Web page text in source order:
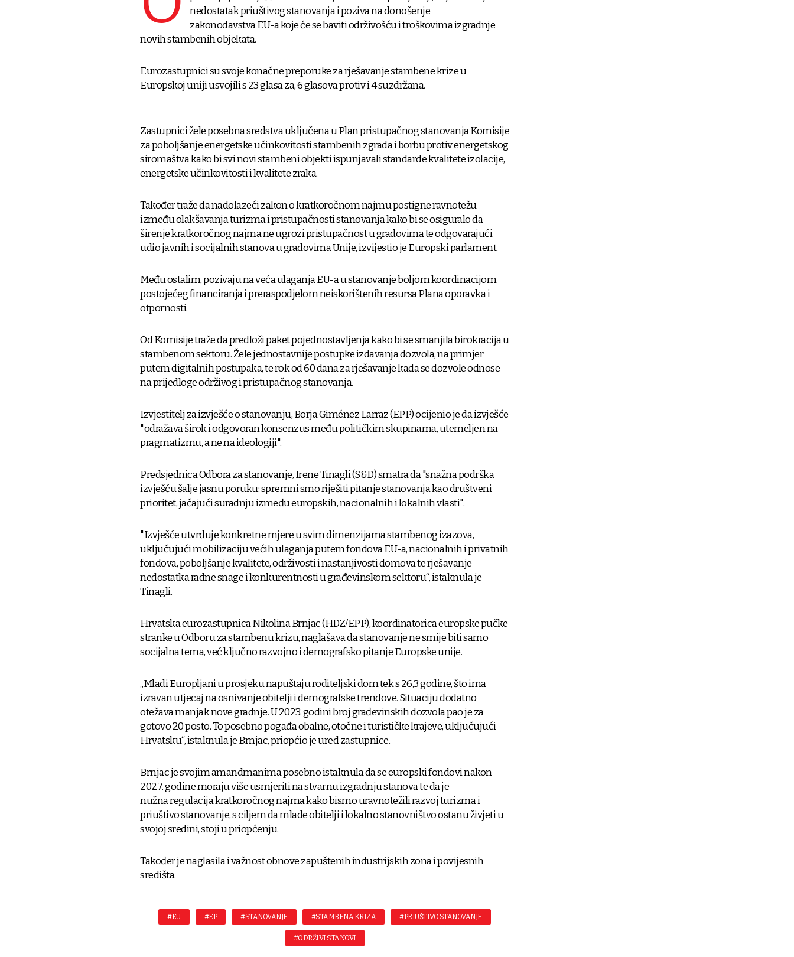
nedostatak priuštivog stanovanja i poziva na donošenje
zakonodavstva EU-a koje će se baviti održivošću i troškovima izgradnje
novih stambenih objekata.
Eurozastupnici su svoje konačne preporuke za rješavanje stambene krize u
Europskoj uniji usvojili s 23 glasa za, 6 glasova protiv i 4 suzdržana.
Zastupnici žele posebna sredstva uključena u Plan pristupačnog stanovanja Komisije
za poboljšanje energetske učinkovitosti stambenih zgrada i borbu protiv energetskog
siromaštva kako bi svi novi stambeni objekti ispunjavali standarde kvalitete izolacije,
energetske učinkovitosti i kvalitete zraka.
Također traže da nadolazeći zakon o kratkoročnom najmu postigne ravnotežu
između olakšavanja turizma i pristupačnosti stanovanja kako bi se osiguralo da
širenje kratkoročnog najma ne ugrozi pristupačnost u gradovima te odgovarajući
udio javnih i socijalnih stanova u gradovima Unije, izvijestio je Europski parlament.
Među ostalim, pozivaju na veća ulaganja EU-a u stanovanje boljom koordinacijom
postojećeg financiranja i preraspodjelom neiskorištenih resursa Plana oporavka i
otpornosti.
Od Komisije traže da predloži paket pojednostavljenja kako bi se smanjila birokracija u
stambenom sektoru. Žele jednostavnije postupke izdavanja dozvola, na primjer
putem digitalnih postupaka, te rok od 60 dana za rješavanje kada se dozvole odnose
na prijedloge održivog i pristupačnog stanovanja.
Izvjestitelj za izvješće o stanovanju, Borja Giménez Larraz (EPP) ocijenio je da izvješće
"odražava širok i odgovoran konsenzus među političkim skupinama, utemeljen na
pragmatizmu, a ne na ideologiji".
Predsjednica Odbora za stanovanje, Irene Tinagli (S&D) smatra da "snažna podrška
izvješću šalje jasnu poruku: spremni smo riješiti pitanje stanovanja kao društveni
prioritet, jačajući suradnju između europskih, nacionalnih i lokalnih vlasti".
"Izvješće utvrđuje konkretne mjere u svim dimenzijama stambenog izazova,
uključujući mobilizaciju većih ulaganja putem fondova EU-a, nacionalnih i privatnih
fondova, poboljšanje kvalitete, održivosti i nastanjivosti domova te rješavanje
nedostatka radne snage i konkurentnosti u građevinskom sektoru“, istaknula je
Tinagli.
Hrvatska eurozastupnica Nikolina Brnjac (HDZ/EPP), koordinatorica europske pučke
stranke u Odboru za stambenu krizu, naglašava da stanovanje ne smije biti samo
socijalna tema, već ključno razvojno i demografsko pitanje Europske unije.
„Mladi Europljani u prosjeku napuštaju roditeljski dom tek s 26,3 godine, što ima
izravan utjecaj na osnivanje obitelji i demografske trendove. Situaciju dodatno
otežava manjak nove gradnje. U 2023. godini broj građevinskih dozvola pao je za
gotovo 20 posto. To posebno pogađa obalne, otočne i turističke krajeve, uključujući
Hrvatsku“, istaknula je Brnjac, priopćio je ured zastupnice.
Brnjac je svojim amandmanima posebno istaknula da se europski fondovi nakon
2027. godine moraju više usmjeriti na stvarnu izgradnju stanova te da je
nužna regulacija kratkoročnog najma kako bismo uravnotežili razvoj turizma i
priuštivo stanovanje, s ciljem da mlade obitelji i lokalno stanovništvo ostanu živjeti u
svojoj sredini, stoji u priopćenju.
Također je naglasila i važnost obnove zapuštenih industrijskih zona i povijesnih
središta.
#EU #EP #STANOVANJE #STAMBENA KRIZA #PRIUŠTIVO STANOVANJE
#ODRŽIVI STANOVI